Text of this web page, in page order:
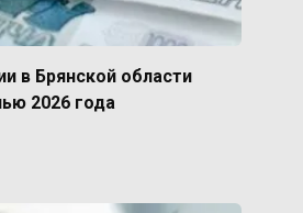
в Брянской области
2026 года